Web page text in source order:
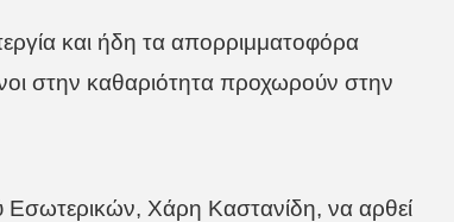
και ήδη τα απορριμματοφόρα
στην καθαριότητα προχωρούν στην
Εσωτερικών, Χάρη Καστανίδη, να αρθεί